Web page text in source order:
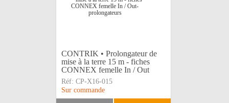
CONTRIK • Prolongateur de
mise à la terre 15 m - fiches
CONNEX femelle In / Out
Réf: CP-X16-015
Sur commande